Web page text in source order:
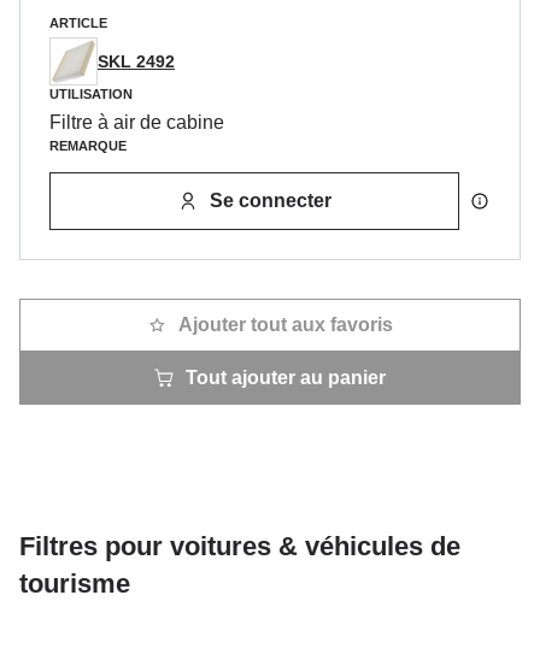
ARTICLE
SKL 2492
UTILISATION
Filtre à air de cabine
REMARQUE
Se connecter
Ajouter tout aux favoris
Tout ajouter au panier
Filtres pour voitures & véhicules de
tourisme